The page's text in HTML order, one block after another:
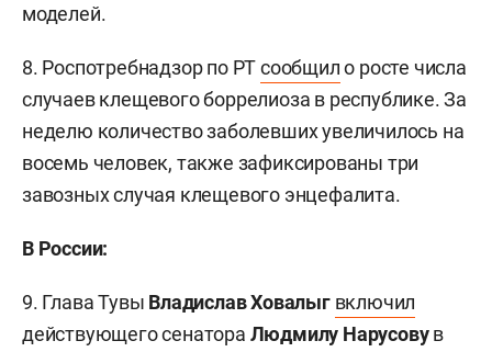
моделей.
8. Роспотребнадзор по РТсообщило росте числа
случаев клещевого боррелиоза в республике. За
неделю количество заболевших увеличилось на
восемь человек, также зафиксированы три
завозных случая клещевого энцефалита.
В России:
9. Глава Тувы Владислав Ховалыг включил
действующего сенатора Людмилу Нарусовув